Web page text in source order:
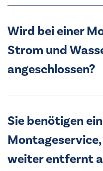
Wird bei einer
Strom und
angeschlossen?
Sie benötigen
weiter entfernt